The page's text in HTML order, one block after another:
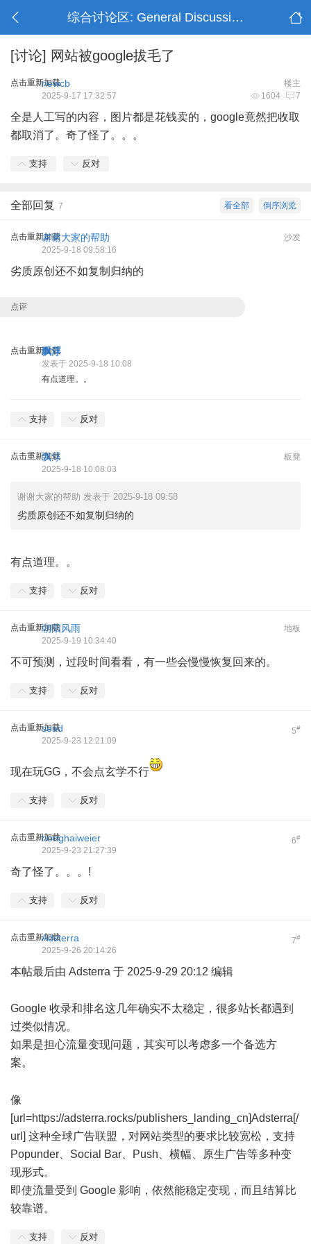
综合讨论区: General Discussion
[讨论] 网站被google拔毛了
点击重新加载 楼主
newcb
1604 7
2025-9-17 17:32:57
全是人工写的内容，图片都是花钱卖的，google竟然把收取
都取消了。奇了怪了。。。
支持 反对
倒序浏览
看全部
全部回复 7
点击重新加载 沙发
谢谢大家的帮助
2025-9-18 09:58:16
劣质原创还不如复制归纳的
点评
点击重新加载
飘浮
发表于 2025-9-18 10:08
有点道理。。
支持 反对
点击重新加载 板凳
飘浮
2025-9-18 10:08:03
谢谢大家的帮助 发表于 2025-9-18 09:58
劣质原创还不如复制归纳的
有点道理。。
支持 反对
点击重新加载 地板
朝阳风雨
2025-9-19 10:34:40
不可预测，过段时间看看，有一些会慢慢恢复回来的。
支持 反对
点击重新加载 5#
sead
2025-9-23 12:21:09
现在玩GG，不会点玄学不行
支持 反对
点击重新加载 6#
honghaiweier
2025-9-23 21:27:39
奇了怪了。。。!
支持 反对
点击重新加载 7#
Adsterra
2025-9-26 20:14:26
本帖最后由 Adsterra 于 2025-9-29 20:12 编辑
Google 收录和排名这几年确实不太稳定，很多站长都遇到
过类似情况。
如果是担心流量变现问题，其实可以考虑多一个备选方
案。
像
[url=https://adsterra.rocks/publishers_landing_cn]Adsterra[/
url] 这种全球广告联盟，对网站类型的要求比较宽松，支持
Popunder、Social Bar、Push、横幅、原生广告等多种变
现形式。
即使流量受到 Google 影响，依然能稳定变现，而且结算比
较靠谱。
支持 反对